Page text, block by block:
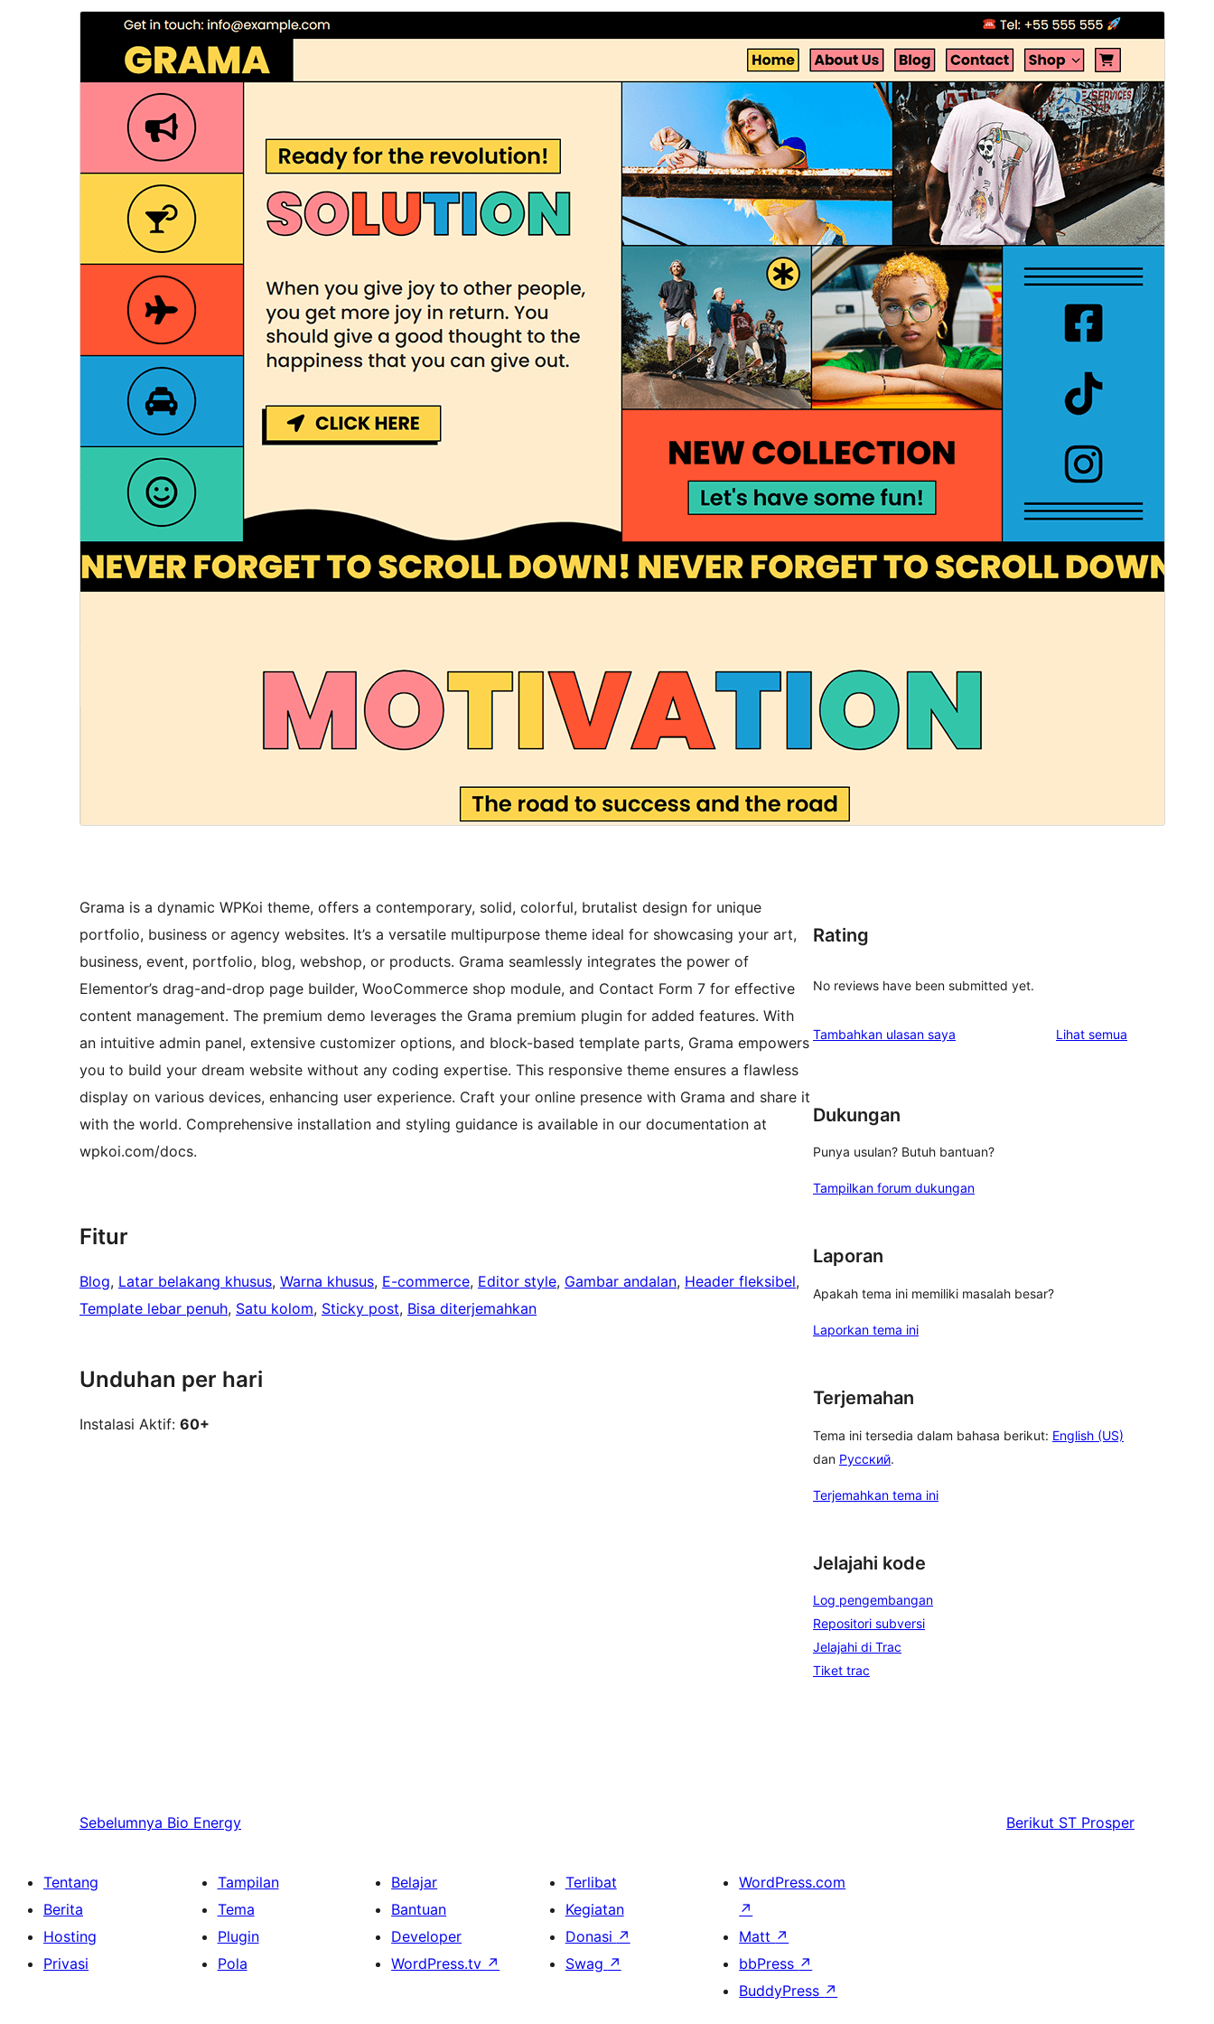
Tema ini gratis tetapi menawarkan peningkatan atau
dukungan komersial berbayar tambahan.
Unduh
1.0.0
Terakhir diperbarui
Agustus 5, 2025
Instalasi aktif
60+
Versi WordPress
6.1
Versi PHP
7.0
Halaman utama tema
Grama is a dynamic WPKoi theme, offers a contemporary, solid, colorful, brutalist design for unique
portfolio, business or agency websites. It’s a versatile multipurpose theme ideal for showcasing your art,
business, event, portfolio, blog, webshop, or products. Grama seamlessly integrates the power of
Elementor’s drag-and-drop page builder, WooCommerce shop module, and Contact Form 7 for effective
content management. The premium demo leverages the Grama premium plugin for added features. With
an intuitive admin panel, extensive customizer options, and block-based template parts, Grama empowers
you to build your dream website without any coding expertise. This responsive theme ensures a flawless
display on various devices, enhancing user experience. Craft your online presence with Grama and share it
with the world. Comprehensive installation and styling guidance is available in our documentation at
wpkoi.com/docs.
Fitur
Blog, Latar belakang khusus, Warna khusus, E-commerce, Editor style, Gambar andalan, Header fleksibel
Template lebar penuh, Satu kolom, Sticky post, Bisa diterjemahkan
Unduhan per hari
Instalasi Aktif: 60+
Rating
No reviews have been submitted yet.
Tambahkan ulasan saya Lihat semua
Dukungan
Punya usulan? Butuh bantuan?
Tampilkan forum dukungan
Laporan
Apakah tema ini memiliki masalah besar?
Laporkan tema ini
Terjemahan
Tema ini tersedia dalam bahasa berikut: English (US)
dan Русский.
Terjemahkan tema ini
Jelajahi kode
Log pengembangan
Repositori subversi
Jelajahi di Trac
Tiket trac
Sebelumnya Bio Energy Berikut ST Prosper
Tentang
Berita
Hosting
Privasi
Tampilan
Tema
Plugin
Pola
Belajar
Bantuan
Developer
WordPress.tv ↗
Terlibat
Kegiatan
Donasi ↗
Swag ↗
WordPress.com
↗
Matt ↗
bbPress ↗
BuddyPress ↗